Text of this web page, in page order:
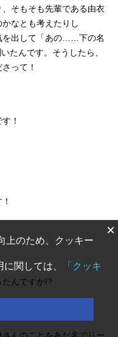
そもそも先輩である由衣
なとも考えたりし
出して「あの……下の名
たんです。そうしたら、
って！
！
んですか!?
×
上のため、クッキー
関しては、
「クッキ